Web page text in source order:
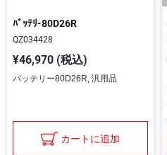
ﾊﾞｯﾃﾘ-80D26R
QZ034428
¥46,970 (税込)
バッテリー80D26R, 汎用品
カートに追加